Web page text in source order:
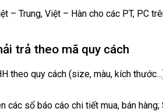
– Trung, Việt – Hàn cho các PT,
trả theo mã quy cách
theo quy cách (size, màu, kích
sổ báo cáo chi tiết mua, bán